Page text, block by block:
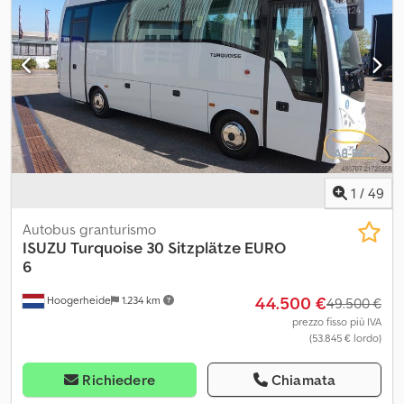
Marca motore: ISUZU Targa: TZE324
1 / 49
Hoogerheide 1.234 km
Autobus granturismo
ISUZU Turquoise 30 Sitzplätze EURO
6
44.500 €49.500 €
prezzo fisso più IVA
(53.845 € lordo)
Richiedere Chiamata